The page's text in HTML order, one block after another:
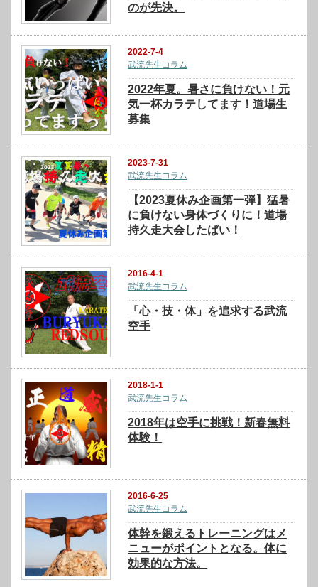
のが先決。
2022-7-4
武流先生コラム
2022年夏。暑さに負けない！元
気一杯カラテしてます！道場生
募集
2023-7-31
武流先生コラム
【2023夏休み企画第一弾】猛暑
に負けない身体づくりに！道場
持久走大会したばい！
2016-4-1
武流先生コラム
「心・技・体」を追求する武流
空手
2018-1-1
武流先生コラム
2018年は空手に挑戦！新春無料
体験！
2016-6-25
武流先生コラム
体幹を鍛えるトレーニングはメ
ニューがポイントとなる。体に
効果的な方法。